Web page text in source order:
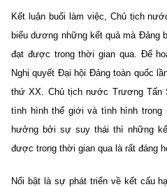
Kết luận buổi làm việc, Chủ tịch
biểu dương những kết quả mà Đảng
đạt được trong thời gian qua. Để
Nghị quyết Đại hội Đảng toàn quốc
thứ XX. Chủ tịch nước Trương Tấn
tình hình thế giới và tình hình trong
hưởng bởi sự suy thái thì những
được trong thời gian qua là rất đáng
Nổi bật là sự phát triển về kết cấu